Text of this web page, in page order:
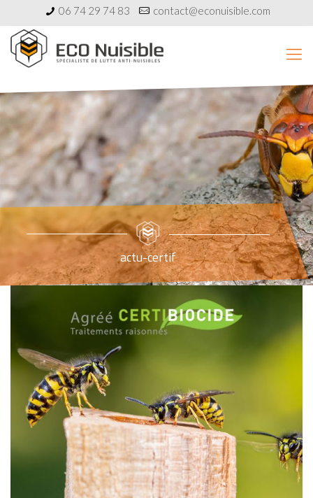
06 74 29 74 83 contact@econuisible.com
actu-certif